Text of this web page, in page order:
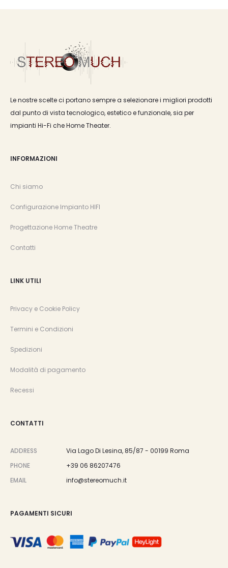
Le nostre scelte ci portano sempre a selezionare i migliori prodotti
dal punto di vista tecnologico, estetico e funzionale, sia per
impianti Hi-Fi che Home Theater.
INFORMAZIONI
Chi siamo
Configurazione Impianto HIFI
Progettazione Home Theatre
Contatti
LINK UTILI
Privacy e Cookie Policy
Termini e Condizioni
Spedizioni
Modalità di pagamento
Recessi
CONTATTI
ADDRESS
Via Lago Di Lesina, 85/87 - 00199 Roma
PHONE
+39 06 86207476
EMAIL
info@stereomuch.it
PAGAMENTI SICURI